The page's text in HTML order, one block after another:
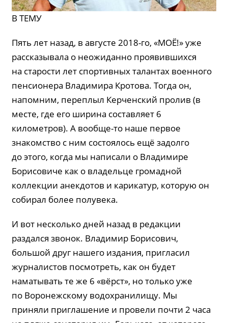
В ТЕМУ
Пять лет назад, в августе 2018-го, «МОЁ!» уже
рассказывала о неожиданно проявившихся
на старости лет спортивных талантах военного
пенсионера Владимира Кротова. Тогда он,
напомним, переплыл Керченский пролив (в
месте, где его ширина составляет 6
километров). А вообще-то наше первое
знакомство с ним состоялось ещё задолго
до этого, когда мы написали о Владимире
Борисовиче как о владельце громадной
коллекции анекдотов и карикатур, которую он
собирал более полувека.
И вот несколько дней назад в редакции
раздался звонок. Владимир Борисович,
большой друг нашего издания, пригласил
журналистов посмотреть, как он будет
наматывать те же 6 «вёрст», но только уже
по Воронежскому водохранилищу. Мы
приняли приглашение и провели почти 2 часа